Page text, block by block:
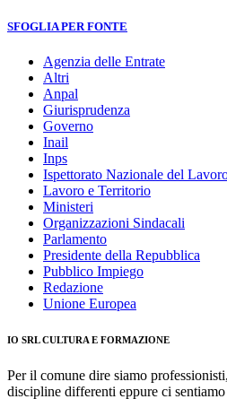
SFOGLIA PER FONTE
Agenzia delle Entrate
Altri
Anpal
Giurisprudenza
Governo
Inail
Inps
Ispettorato Nazionale del
Lavoro e Territorio
Ministeri
Organizzazioni Sindacali
Parlamento
Presidente della Repubblica
Pubblico Impiego
Redazione
Unione Europea
IO SRL CULTURA E FORMAZIONE
Per il comune dire siamo
discipline differenti eppure ci